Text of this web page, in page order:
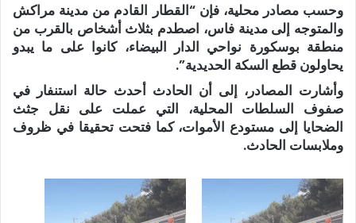
وحسب مصادر محلية، فإن “القطار القادم من مدينة مراكش
والمتوجه إلى مدينة فاس، اصطدم بثلاث أشخاص بالقرب من
منطقة بوسكورة نواحي الدار البيضاء، كانوا على ما يبدو
يحاولون قطع السكة الحديدية”.
وأشارت المصادر، إلى أن الحادث أحدث حالة استنفار في
صفوف السلطات المحلية، التي عملت على نقل جثث
الضحايا إلى مستودع الأموات، كما فتحت تحقيقا في ظروف
وملابسات الحادث.